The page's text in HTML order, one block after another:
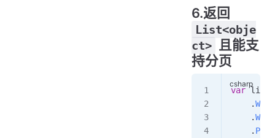
6.返回
List<obje
ct>
且能支
持分页
var list3
    .
    .
    .
Page